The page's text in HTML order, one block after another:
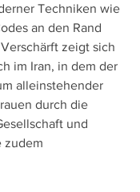
Techniken wie
an den Rand
zeigt sich
im Iran, in dem der
alleinstehender
durch die
und
zudem